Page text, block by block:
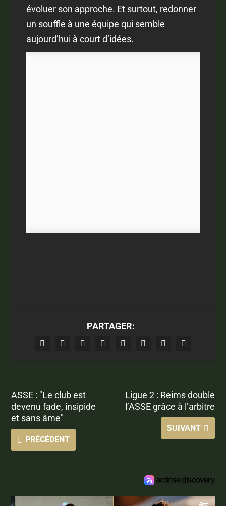
évoluer son approche. Et surtout, redonner
un souffle à une équipe qui semble
aujourd’hui à court d’idées.
PARTAGER:
ASSE : "Le club est
devenu fade, insipide
et sans âme"
PRÉCÉDENT
Ligue 2 : Reims double
l’ASSE grâce à l’arbitre
SUIVANT